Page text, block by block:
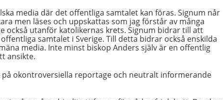
media där det offentliga samtalet kan föras. Signum når
men läses och uppskattas som jag förstår av många
också utanför katolikernas krets. Signum bidrar till att
samtalet i Sverige. Till detta bidrar också enskilda
media. Inte minst biskop Anders själv är en offentlig
ansikte.
på okontroversiella reportage och neutralt informerande